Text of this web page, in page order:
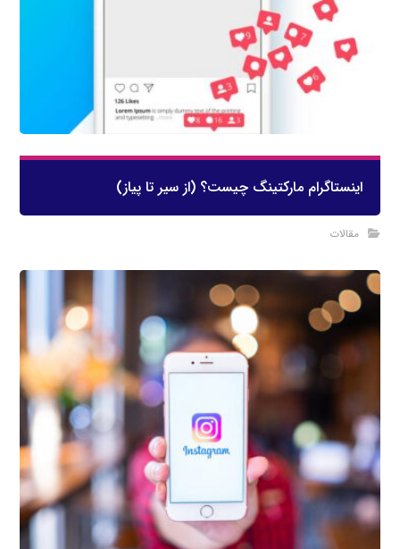
اینستاگرام مارکتینگ چیست؟ (از سیر تا پیاز)
مقالات